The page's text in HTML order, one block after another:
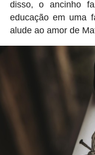
disso, o ancinho
educação em uma
alude ao amor de